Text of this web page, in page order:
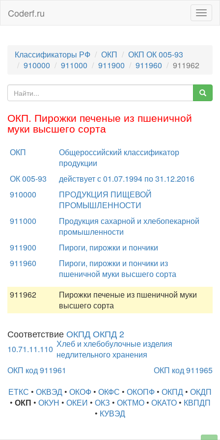
Coderf.ru
Классификаторы РФ ОКП
ОКП ОК 005-93
910000
911000 911900 911960 911962
ОКП. Пирожки печеные из пшеничной
муки высшего сорта
ОКП
Общероссийский классификатор
продукции
ОК 005-93
действует с 01.07.1994 по 31.12.2016
910000
ПРОДУКЦИЯ ПИЩЕВОЙ
ПРОМЫШЛЕННОСТИ
911000
Продукция сахарной и хлебопекарной
промышленности
911900
Пироги, пирожки и пончики
911960
Пироги, пирожки и пончики из
пшеничной муки высшего сорта
911962
Пирожки печеные из пшеничной муки
высшего сорта
Соответствие ОКПД ОКПД 2
10.71.11.110 Хлеб и хлебобулочные изделия
недлительного хранения
ОКП код 911961
ОКП код 911965
ЕТКС • ОКВЭД • ОКОФ • ОКФС • ОКОПФ • ОКПД • ОКДП
• ОКП • ОКУН • ОКЕИ • ОКЗ • ОКТМО• ОКАТО• КВПДП
• КУВЭД